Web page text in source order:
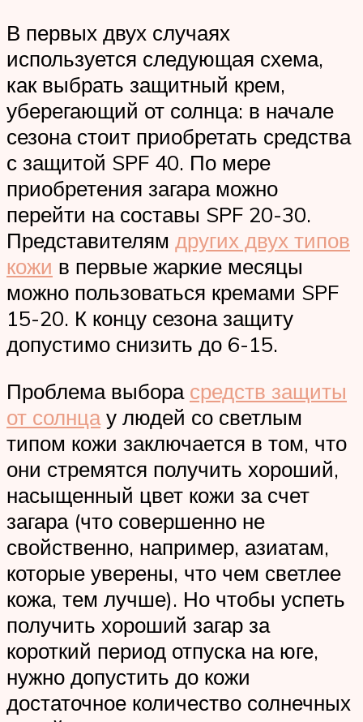
В первых двух случаях
используется следующая схема,
как выбрать защитный крем,
уберегающий от солнца: в начале
сезона стоит приобретать средства
с защитой SPF 40. По мере
приобретения загара можно
перейти на составы SPF 20-30.
Представителям других двух типов
кожи в первые жаркие месяцы
можно пользоваться кремами SPF
15-20. К концу сезона защиту
допустимо снизить до 6-15.
Проблема выбора средств защиты
от солнцау людей со светлым
типом кожи заключается в том, что
они стремятся получить хороший,
насыщенный цвет кожи за счет
загара (что совершенно не
свойственно, например, азиатам,
которые уверены, что чем светлее
кожа, тем лучше). Но чтобы успеть
получить хороший загар за
короткий период отпуска на юге,
нужно допустить до кожи
достаточное количество солнечных